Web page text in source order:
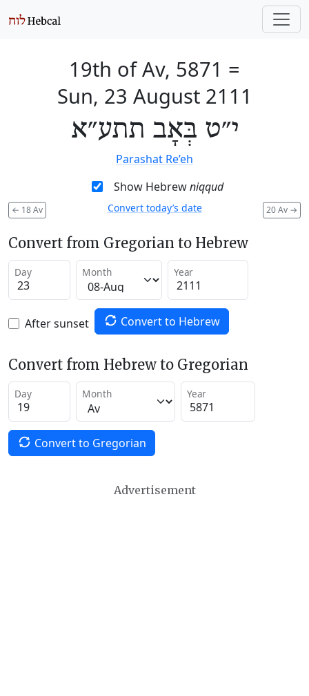
19th of Av, 5871 =
Sun, 23 August 2111
י״ט בְּאָב תתע״א
Parashat Re’eh
Show Hebrewniqqud
← 18 Av 20 Av →
Convert today’s date
Convert from Gregorian to Hebrew
Day Month Year
After sunset Convert to Hebrew
Convert from Hebrew to Gregorian
Day Month Year
Convert to Gregorian
Advertisement